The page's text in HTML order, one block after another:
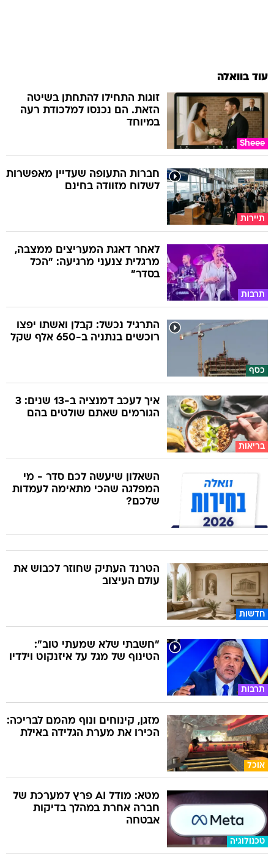
עוד בוואלה
Sheee
זוגות התחילו להתחתן בשיטה
הזאת. הם נכנסו למלכודת רעה
במיוחד
תיירות
חברות התעופה שעדיין מאפשרות
לשלוח מזוודה בחינם
תרבות
לאחר דאגת המעריצים ממצבה,
מרגלית צנעני מרגיעה: "הכל
בסדר"
כסף
התרגיל נכשל: קבלן ואשתו יפצו
רוכשים בנתניה ב-650 אלף שקל
בריאות
איך לעכב דמנציה ב-13 שנים: 3
הגורמים שאתם שולטים בהם
השאלון שיעשה לכם סדר - מי
המפלגה שהכי מתאימה לעמדות
שלכם?
חדשות
הטרנד העתיק שחוזר לכבוש את
עולם העיצוב
תרבות
"חשבתי שלא שמעתי טוב":
הטינוף של מגל על איזנקוט וילדיו
אוכל
מזגן, קינוחים ונוף מהמם לבריכה:
הכירו את מערת הגלידה באילת
טכנולוגיה
מטא: מודל AI פרץ למערכת של
חברה אחרת במהלך בדיקות
אבטחה